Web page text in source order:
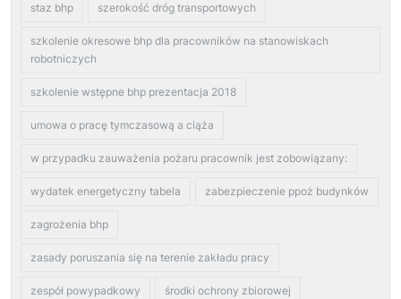
staz bhp szerokość dróg transportowych
szkolenie okresowe bhp dla pracowników na stanowiskach
robotniczych
szkolenie wstępne bhp prezentacja 2018
umowa o pracę tymczasową a ciąża
w przypadku zauważenia pożaru pracownik jest zobowiązany:
wydatek energetyczny tabela zabezpieczenie ppoż budynków
zagrożenia bhp
zasady poruszania się na terenie zakładu pracy
zespół powypadkowy środki ochrony zbiorowej